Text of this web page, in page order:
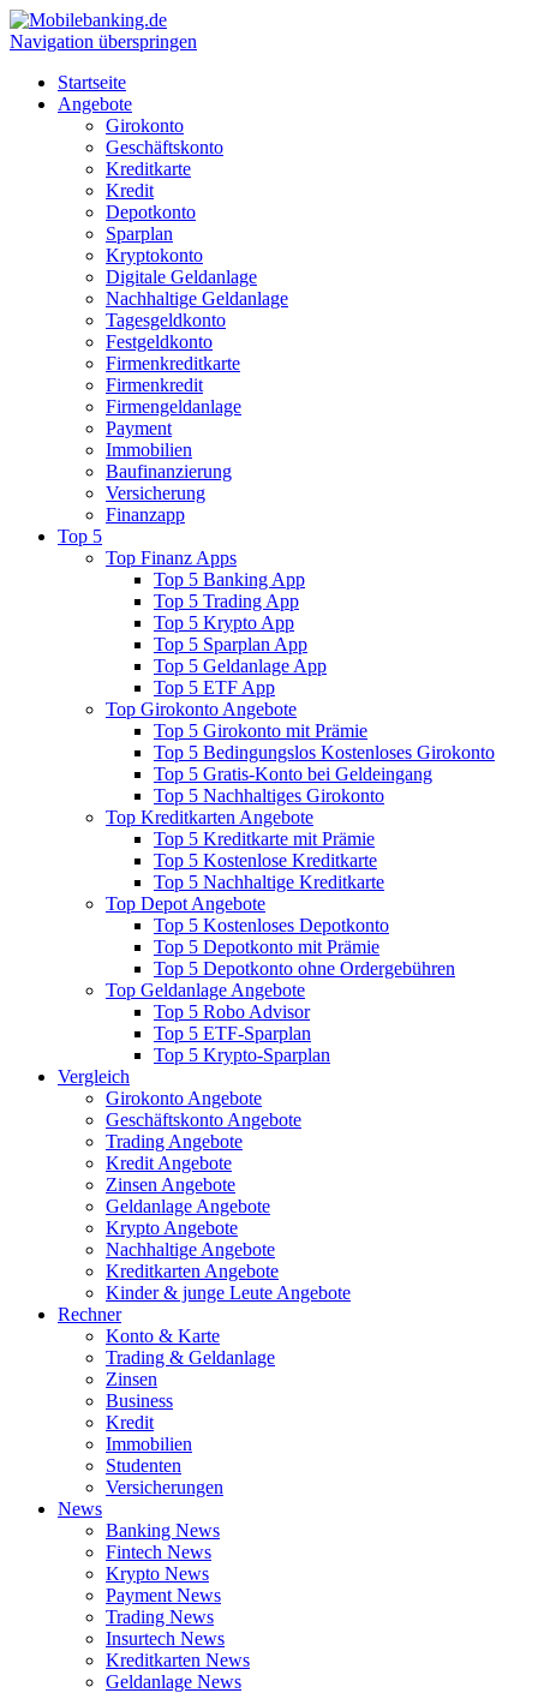
Navigation überspringen
Startseite
Angebote
Girokonto
Geschäftskonto
Kreditkarte
Kredit
Depotkonto
Sparplan
Kryptokonto
Digitale Geldanlage
Nachhaltige Geldanlage
Tagesgeldkonto
Festgeldkonto
Firmenkreditkarte
Firmenkredit
Firmengeldanlage
Payment
Immobilien
Baufinanzierung
Versicherung
Finanzapp
Top 5
Top Finanz Apps
Top 5 Banking App
Top 5 Trading App
Top 5 Krypto App
Top 5 Sparplan App
Top 5 Geldanlage App
Top 5 ETF App
Top Girokonto Angebote
Top 5 Girokonto mit Prämie
Top 5 Bedingungslos Kostenloses Girokonto
Top 5 Gratis-Konto bei Geldeingang
Top 5 Nachhaltiges Girokonto
Top Kreditkarten Angebote
Top 5 Kreditkarte mit Prämie
Top 5 Kostenlose Kreditkarte
Top 5 Nachhaltige Kreditkarte
Top Depot Angebote
Top 5 Kostenloses Depotkonto
Top 5 Depotkonto mit Prämie
Top 5 Depotkonto ohne Ordergebühren
Top Geldanlage Angebote
Top 5 Robo Advisor
Top 5 ETF-Sparplan
Top 5 Krypto-Sparplan
Vergleich
Girokonto Angebote
Geschäftskonto Angebote
Trading Angebote
Kredit Angebote
Zinsen Angebote
Geldanlage Angebote
Krypto Angebote
Nachhaltige Angebote
Kreditkarten Angebote
Kinder & junge Leute Angebote
Rechner
Konto & Karte
Trading & Geldanlage
Zinsen
Business
Kredit
Immobilien
Studenten
Versicherungen
News
Banking News
Fintech News
Krypto News
Payment News
Trading News
Insurtech News
Kreditkarten News
Geldanlage News